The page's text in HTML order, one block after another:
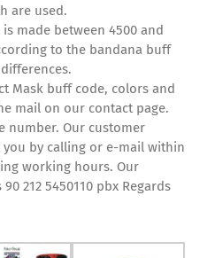
are used.
made between 4500 and
to the bandana buff
Mask buff code, colors and
mail on our contact page.
number. Our customer
by calling or e-mail within
working hours. Our
212 5450110 pbx Regards